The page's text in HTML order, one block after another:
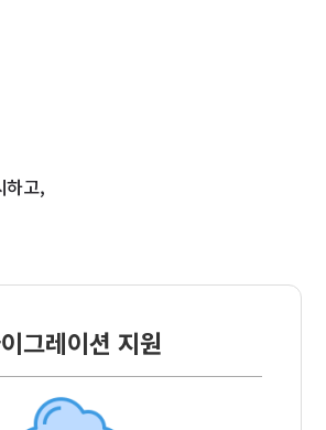
하고,
그레이션 지원